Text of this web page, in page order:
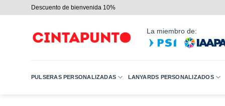
Descuento de bienvenida 10%
La miembro de:
PULSERAS PERSONALIZADAS LANYARDS PERSONALIZADOS